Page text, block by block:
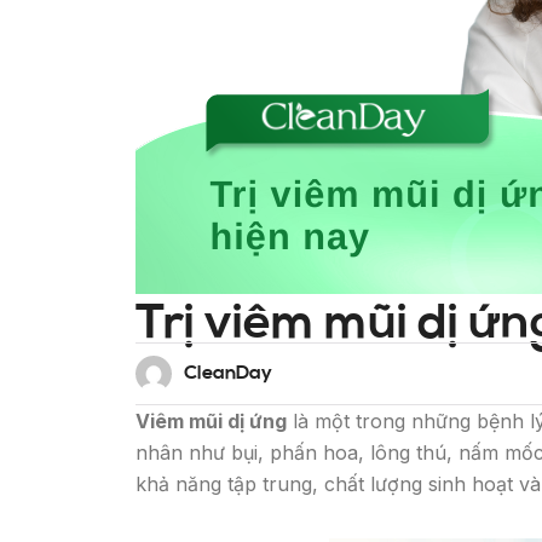
Trị viêm mũi dị
CleanDay
Viêm mũi dị ứng là một trong những bệnh
nhân như bụi, phấn hoa, lông thú, nấm
khả năng tập trung, chất lượng sinh hoạt